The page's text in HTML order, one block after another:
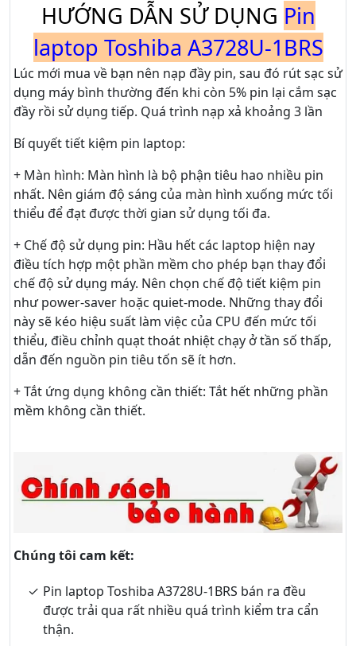
HƯỚNG DẪN SỬ DỤNG Pin
laptop Toshiba A3728U-1BRS
Lúc mới mua về bạn nên nạp đầy pin, sau đó rút sạc sử
dụng máy bình thường đến khi còn 5% pin lại cắm sạc
đầy rồi sử dụng tiếp. Quá trình nạp xả khoảng 3 lần
Bí quyết tiết kiệm pin laptop:
+ Màn hình: Màn hình là bộ phận tiêu hao nhiều pin
nhất. Nên giám độ sáng của màn hình xuống mức tối
thiểu để đạt được thời gian sử dụng tối đa.
+ Chế độ sử dụng pin: Hầu hết các laptop hiện nay
điều tích hợp một phần mềm cho phép bạn thay đổi
chế độ sử dụng máy. Nên chọn chế độ tiết kiệm pin
như power-saver hoặc quiet-mode. Những thay đổi
này sẽ kéo hiệu suất làm việc của CPU đến mức tối
thiểu, điều chỉnh quạt thoát nhiệt chạy ở tần số thấp,
dẫn đến nguồn pin tiêu tốn sẽ ít hơn.
+ Tắt ứng dụng không cần thiết: Tắt hết những phần
mềm không cần thiết.
Chúng tôi cam kết:
Pin laptop Toshiba A3728U-1BRS bán ra đều
được trải qua rất nhiều quá trình kiểm tra cẩn
thận.